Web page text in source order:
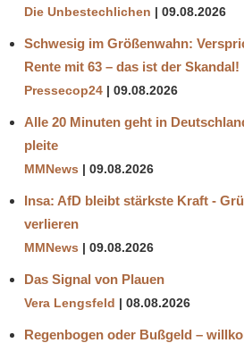
Die Unbestechlichen 09.08.2026
Schwesig im Größenwahn:
Rente mit 63 – das ist der Skandal!
Pressecop24 09.08.2026
Alle 20 Minuten geht in
pleite
MMNews 09.08.2026
Insa: AfD bleibt stärkste Kraft -
verlieren
MMNews 09.08.2026
Das Signal von Plauen
Vera Lengsfeld 08.08.2026
Regenbogen oder Bußgeld –